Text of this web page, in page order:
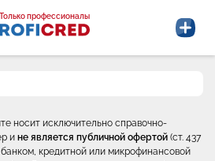
профессионалы
Только профессионалы
носит исключительно справочно-
и не является публичной офертой (ст. 437
кредитной или микрофинансовой